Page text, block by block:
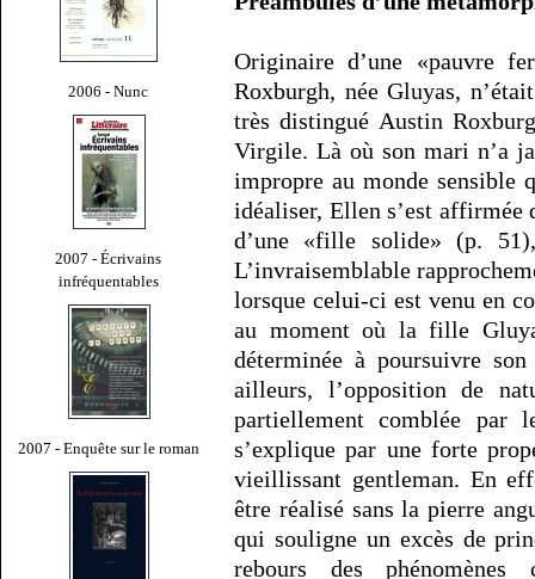
2006 - Nunc
2007 - Écrivains
infréquentables
2007 - Enquête sur le roman
Originaire d’une «pauvre
Roxburgh, née Gluyas,
très distingué Austin
Virgile. Là où son mari n’a
impropre au monde sensible
idéaliser, Ellen s’est affirmée
d’une «fille solide» (p.
L’invraisemblable
lorsque celui-ci est venu en
au moment où la fille
déterminée à poursuivre
ailleurs, l’opposition de
partiellement comblée par
s’explique par une forte
vieillissant gentleman. En
être réalisé sans la pierre
qui souligne un excès de
rebours des